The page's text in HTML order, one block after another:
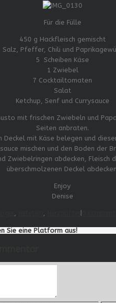
Für die Fülle
450 g Hackfleisch gemischt
Salz, Pfeffer, Chili und
5 Scheiben Käse
1 Zwiebel
7 Cocktailtomaten
Salat
Ketchup, Senf und Currysauce
mit frischen Zwiebeln und
Seiten anbraten.
mit Käse belegen und
mischen und den Boden der
Zwiebelringen abdecken, Fleisch
überschmolzenen Deckel
Enjoy
Denise
, ,
Sie eine Platform aus!